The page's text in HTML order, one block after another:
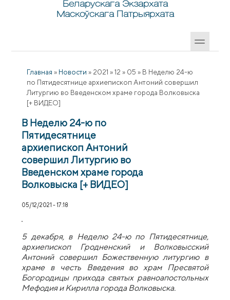
Беларускага Экзархата
Маскоўскага Патрыярхата
Главная » Новости » 2021 » 12 » 05 » В Неделю 24-ю
по Пятидесятнице архиепископ Антоний совершил
Литургию во Введенском храме города Волковыска
[+ ВИДЕО]
В Неделю 24-ю по
Пятидесятнице
архиепископ Антоний
совершил Литургию во
Введенском храме города
Волковыска [+ ВИДЕО]
05/12/2021 - 17:18
5 декабря, в Неделю 24-ю по Пятидесятнице,
архиепископ Гродненский и Волковысский
Антоний совершил Божественную литургию в
храме в честь Введения во храм Пресвятой
Богородицы прихода святых равноапостольных
Мефодия и Кирилла города Волковыска.